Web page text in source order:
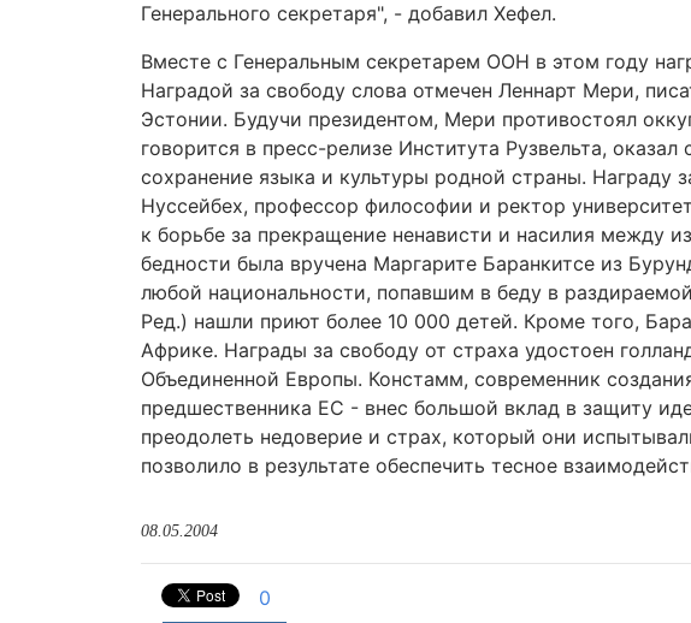
Генерального секретаря", - добавил Хефел.
Вместе с Генеральным секретарем ООН в этом году
Наградой за свободу слова отмечен Леннарт Мери,
Эстонии. Будучи президентом, Мери противостоял
говорится в пресс-релизе Института Рузвельта,
сохранение языка и культуры родной страны. Награду
Нуссейбех, профессор философии и ректор
к борьбе за прекращение ненависти и насилия между
бедности была вручена Маргарите Баранкитсе из
любой национальности, попавшим в беду в
Ред.) нашли приют более 10 000 детей. Кроме того,
Африке. Награды за свободу от страха удостоен
Объединенной Европы. Констамм, современник
предшественника ЕС - внес большой вклад в защиту
преодолеть недоверие и страх, который они
позволило в результате обеспечить тесное
08.05.2004
0